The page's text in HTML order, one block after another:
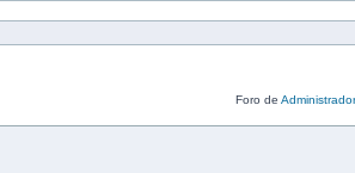
Foro de